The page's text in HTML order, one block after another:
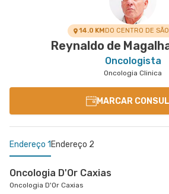
Madureira, Rio de Janeiro - RJ
14.0 KMDO CENTRO DE
Reynaldo de
Oncologista
Oncologia Clinica
MARCAR
Endereço 1 Endereço 2
Oncologia D'Or Caxias
Oncologia D'Or Caxias